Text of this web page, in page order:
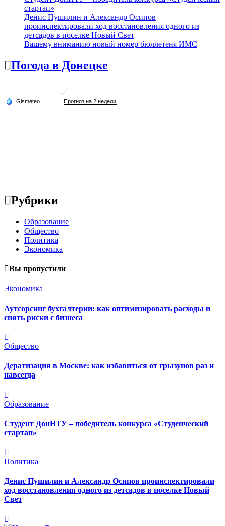
стартап»
Денис Пушилин и Александр Осипов
проинспектировали ход восстановления одного из
детсадов в поселке Новый Свет
Вашему вниманию новый номер бюллетеня ИМС
Погода в Донецке
Рубрики
Образование
Общество
Политика
Экономика
Вы пропустили
Экономика
Аутсорсинг бухгалтерии: как оптимизировать расходы и
снять риски с бизнеса
Общество
Дератизация в Москве: как избавиться от грызунов раз и
навсегда
Образование
Студент ДонНТУ – победитель конкурса «Студенческий
стартап»
Политика
Денис Пушилин и Александр Осипов проинспектировали
ход восстановления одного из детсадов в поселке Новый
Свет